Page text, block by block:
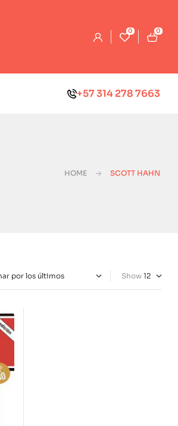
0 0
+57 314 278 7663
HOME SCOTT HAHN
Show